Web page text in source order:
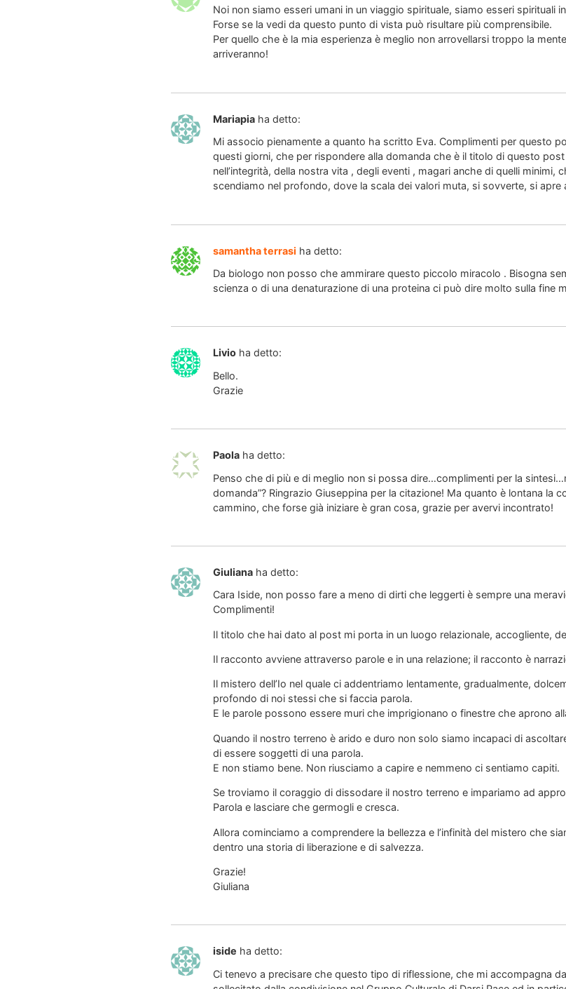
Noi non siamo esseri umani in un viaggio spirituale, siamo esseri spirituali
Forse se la vedi da questo punto di vista può risultare più comprensibile.
Per quello che è la mia esperienza è meglio non arrovellarsi troppo la
arriveranno!
Mariapia ha detto:
Mi associo pienamente a quanto ha scritto Eva. Complimenti per questo
questi giorni, che per rispondere alla domanda che è il titolo di questo
nell’integrità, della nostra vita , degli eventi , magari anche di quelli minimi,
scendiamo nel profondo, dove la scala dei valori muta, si sovverte, si apre
samantha terrasi ha detto:
Da biologo non posso che ammirare questo piccolo miracolo . Bisogna
scienza o di una denaturazione di una proteina ci può dire molto sulla fine
Livio ha detto:
Bello.
Grazie
Paola ha detto:
Penso che di più e di meglio non si possa dire…complimenti per la
domanda”? Ringrazio Giuseppina per la citazione! Ma quanto è lontana la
cammino, che forse già iniziare è gran cosa, grazie per avervi incontrato!
Giuliana ha detto:
Cara Iside, non posso fare a meno di dirti che leggerti è sempre una
Complimenti!
Il titolo che hai dato al post mi porta in un luogo relazionale, accogliente,
Il racconto avviene attraverso parole e in una relazione; il racconto è
Il mistero dell’Io nel quale ci addentriamo lentamente, gradualmente,
profondo di noi stessi che si faccia parola.
E le parole possono essere muri che imprigionano o finestre che aprono
Quando il nostro terreno è arido e duro non solo siamo incapaci di
di essere soggetti di una parola.
E non stiamo bene. Non riusciamo a capire e nemmeno ci sentiamo capiti.
Se troviamo il coraggio di dissodare il nostro terreno e impariamo ad
Parola e lasciare che germogli e cresca.
Allora cominciamo a comprendere la bellezza e l’infinità del mistero che
dentro una storia di liberazione e di salvezza.
Grazie!
Giuliana
iside ha detto:
Ci tenevo a precisare che questo tipo di riflessione, che mi accompagna